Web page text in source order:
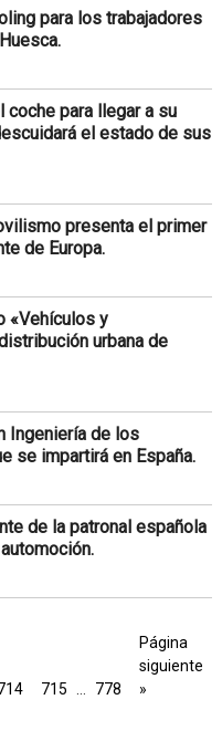
para los trabajadores
para llegar a su
el estado de sus
presenta el primer
de Europa.
«Vehículos y
urbana de
Ingeniería de los
se impartirá en España.
de la patronal española
715 778
Página
siguiente
»